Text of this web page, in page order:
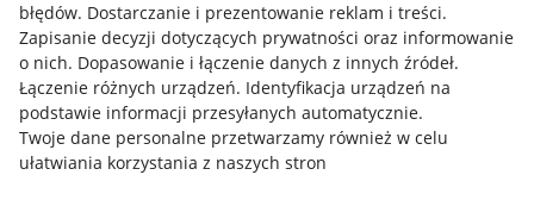
błędów. Dostarczanie i prezentowanie reklam i treści.
Zapisanie decyzji dotyczących prywatności oraz informowanie
o nich. Dopasowanie i łączenie danych z innych źródeł.
Łączenie różnych urządzeń. Identyfikacja urządzeń na
podstawie informacji przesyłanych automatycznie.
Twoje dane personalne przetwarzamy również w celu
ułatwiania korzystania z naszych stron
Informacje prawne
Regulamin
Polityka plików "cookies"
Ustawienia plików "cookies"